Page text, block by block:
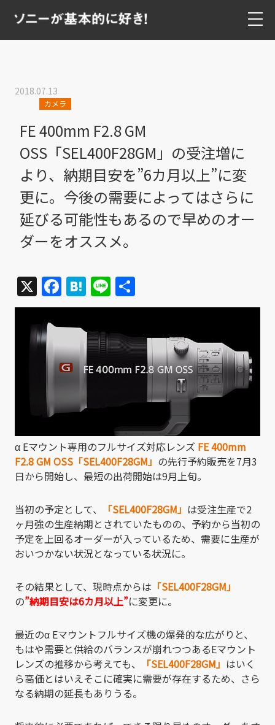
2018.07.13
カメラ
FE 400mm F2.8 GM
OSS「SEL400F28GM」の受注増に
より、納期目安を”6カ月以上”に変
更に。今後の需要によってはさらに
延びる可能性もあるので早めのオー
ダーをオススメ。
X Facebook
Hatena
Line
有
α Eマウント専用のフルサイズ対応レンズ FE 400mm
F2.8 GM OSS「SEL400F28GM」 の先行予約販売を7月3
日から開始し、最短の出荷開始は9月上旬。
当初の予定として、 「SEL400F28GM」 は受注生産で2
ヶ月強の生産納期とされていたものの、予約から当初の
予定を上回るオーダーが入っているため、需要に生産が
おいつかない状況となっている状況に。
その結果として、現時点からは 「SEL400F28GM」
の”納期目安は6カ月以上”に変更に。
最近のα Eマウントフルサイズ機の爆発的な広がりと、
もはや需要と供給のバランスが崩れつつあるEマウント
レンズの推移から考えても、
「SEL400F28GM」 はいく
ら高価とはいえそこに確実に需要が存在するため、さら
なる納期の延長もありうる。